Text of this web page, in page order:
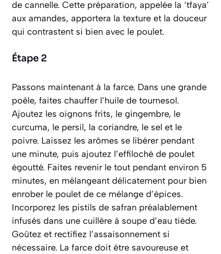
de cannelle. Cette préparation, appelée la ‘tfaya’
aux amandes, apportera la texture et la douceur
qui contrastent si bien avec le poulet.
Étape 2
Passons maintenant à la farce. Dans une grande
poêle, faites chauffer l’huile de tournesol.
Ajoutez les oignons frits, le gingembre, le
curcuma, le persil, la coriandre, le sel et le
poivre. Laissez les arômes se libérer pendant
une minute, puis ajoutez l’effiloché de poulet
égoutté. Faites revenir le tout pendant environ 5
minutes, en mélangeant délicatement pour bien
enrober le poulet de ce mélange d’épices.
Incorporez les pistils de safran préalablement
infusés dans une cuillère à soupe d’eau tiède.
Goûtez et rectifiez l’assaisonnement si
nécessaire. La farce doit être savoureuse et